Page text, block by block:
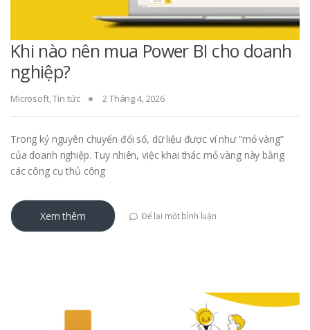
Khi nào nên mua Power BI cho doanh
nghiệp?
Microsoft,Tin tức 2 Tháng 4, 2026
Trong kỷ nguyên chuyển đổi số, dữ liệu được ví như “mỏ vàng”
của doanh nghiệp. Tuy nhiên, việc khai thác mỏ vàng này bằng
các công cụ thủ công
Xem thêm Để lại một bình luận